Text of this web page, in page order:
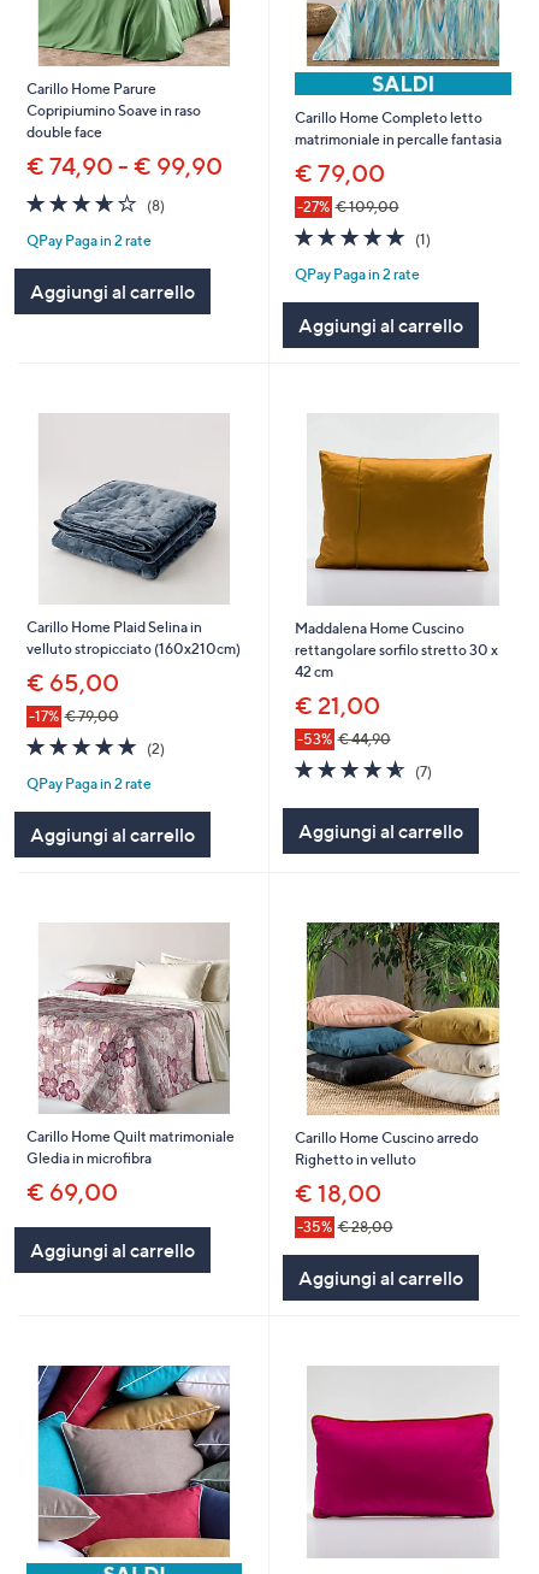
Carillo Home Parure
Copripiumino Soave in raso
double face
€ 74,90 - € 99,90
3.6
of
5
(8)
QPay Paga in 2 rate
Aggiungi al carrello
Carillo Home Completo letto
matrimoniale in percalle fantasia
€ 79,00
-27% € 109,00
5.0
of
5
(1)
QPay Paga in 2 rate
Aggiungi al carrello
Carillo Home Plaid Selina in
velluto stropicciato (160x210cm)
€ 65,00
-17% € 79,00
5.0
of
5
(2)
QPay Paga in 2 rate
Aggiungi al carrello
Maddalena Home Cuscino
rettangolare sorfilo stretto 30 x
42 cm
€ 21,00
-53% € 44,90
4.6
of
5
Stars
(7)
Aggiungi al carrello
Carillo Home Quilt matrimoniale
Gledia in microfibra
€ 69,00
Aggiungi al carrello
Carillo Home Cuscino arredo
Righetto in velluto
€ 18,00
-35% € 28,00
Aggiungi al carrello